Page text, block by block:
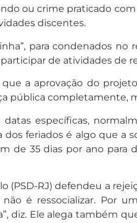
ou crime praticado com
discentes.
para condenados
de atividades de
a aprovação do
pública completamente,
específicas,
feriados é algo que a
de 35 dias por ano para
RJ) defendeu a
não é ressocializar. Por
Ele alega também